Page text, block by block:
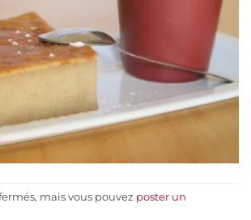
mais vous pouvez poster un